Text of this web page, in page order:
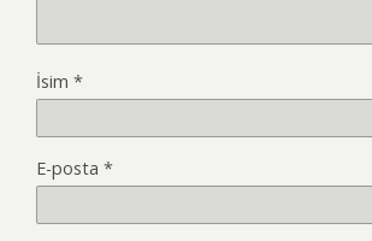
İsim *
E-posta *